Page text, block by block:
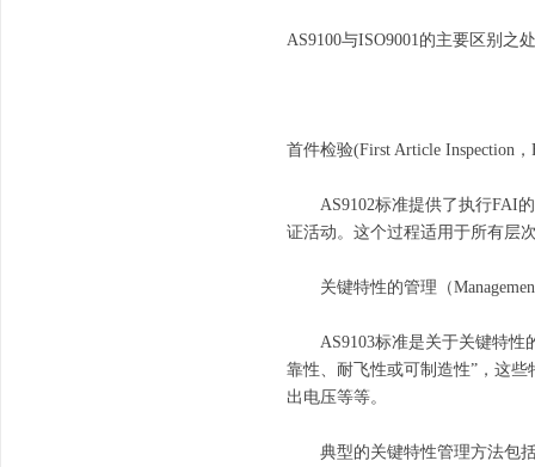
AS9100与ISO9001的主要区别之处
首件检验(First Article Inspection
AS9102标准提供了执行FAI的
证活动。这个过程适用于所有层
关键特性的管理（Management
AS9103标准是关于关键特性的
靠性、耐飞性或可制造性”，这
出电压等等。
典型的关键特性管理方法包